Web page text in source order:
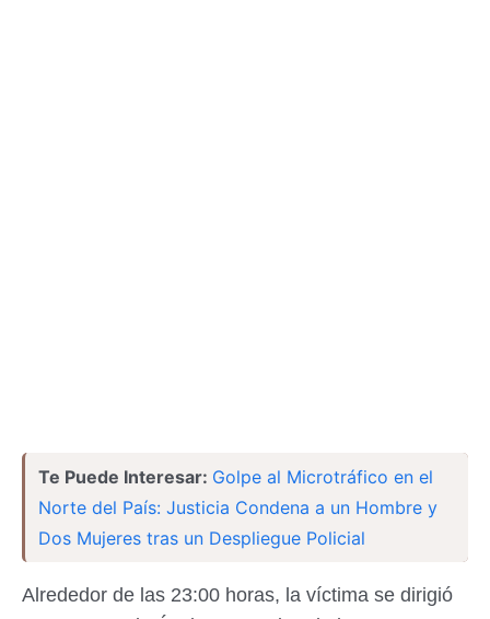
Te Puede Interesar: Golpe al Microtráfico en el
Norte del País: Justicia Condena a un Hombre y
Dos Mujeres tras un Despliegue Policial
Alrededor de las 23:00 horas, la víctima se dirigió